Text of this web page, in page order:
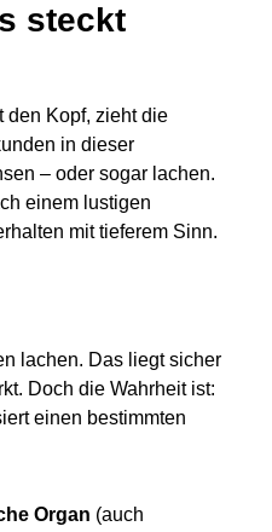
steckt
den Kopf, zieht die
in dieser
– oder sogar lachen.
einem lustigen
mit tieferem Sinn.
lachen. Das liegt sicher
Doch die Wahrheit ist:
einen bestimmten
Organ (auch